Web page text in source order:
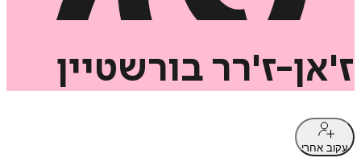
ז'אן-ז'רר בורשטיין
עקוב אחרי